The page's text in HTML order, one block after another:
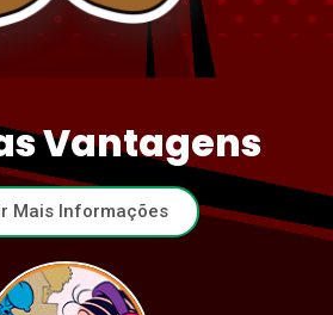
Vantagens
Mais Informações